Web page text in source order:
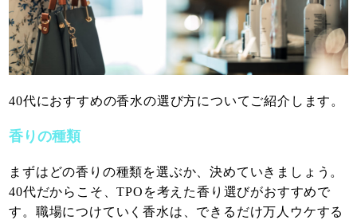
40代におすすめの香水の選び方についてご紹介します。
香りの種類
まずはどの香りの種類を選ぶか、決めていきましょう。
40代だからこそ、TPOを考えた香り選びがおすすめで
す。職場につけていく香水は、できるだけ万人ウケする